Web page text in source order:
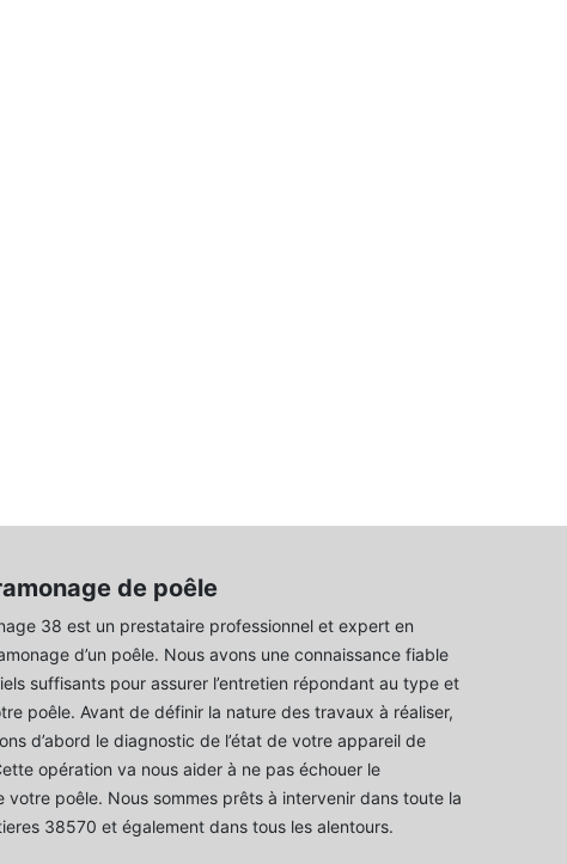
de poêle
38 est un prestataire professionnel et expert en
d’un poêle. Nous avons une connaissance fiable
suffisants pour assurer l’entretien répondant au type et
poêle. Avant de définir la nature des travaux à réaliser,
d’abord le diagnostic de l’état de votre appareil de
opération va nous aider à ne pas échouer le
votre poêle. Nous sommes prêts à intervenir dans toute la
38570 et également dans tous les alentours.